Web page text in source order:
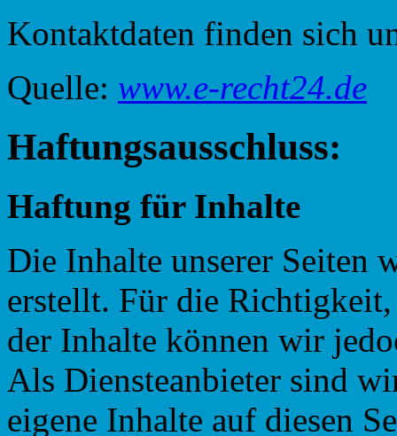
Kontaktdaten finden sich
Quelle: www.e-recht24.de
Haftungsausschluss:
Haftung für Inhalte
Die Inhalte unserer Seiten
erstellt. Für die
der Inhalte können wir
Als Diensteanbieter sind
eigene Inhalte auf diesen